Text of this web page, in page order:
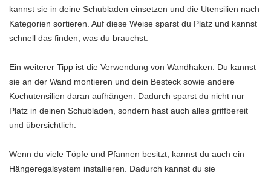
kannst sie in deine Schubladen einsetzen und die Utensilien nach
Kategorien sortieren. Auf diese Weise sparst du Platz und kannst
schnell das finden, was du brauchst.
Ein weiterer Tipp ist die Verwendung von Wandhaken. Du kannst
sie an der Wand montieren und dein Besteck sowie andere
Kochutensilien daran aufhängen. Dadurch sparst du nicht nur
Platz in deinen Schubladen, sondern hast auch alles griffbereit
und übersichtlich.
Wenn du viele Töpfe und Pfannen besitzt, kannst du auch ein
Hängeregalsystem installieren. Dadurch kannst du sie